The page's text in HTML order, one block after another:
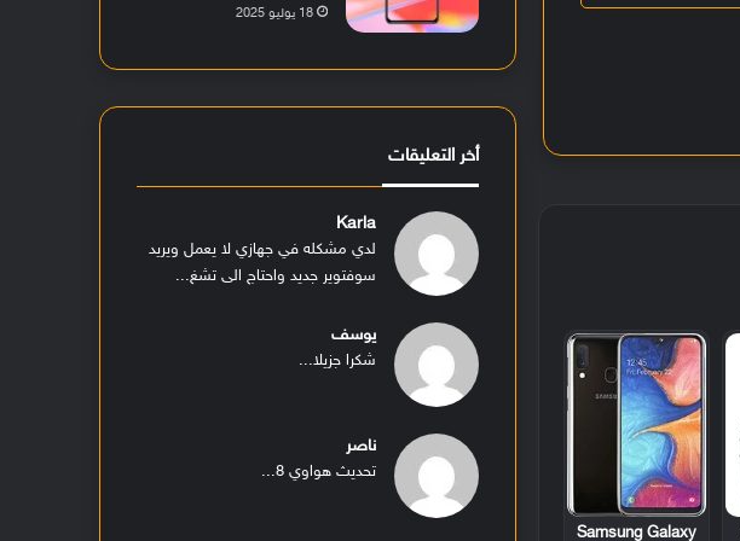
Samsung Galaxy
18 يوليو 2025
أخر التعليقات
Karla
لدي مشكله في جهازي لا يعمل ويريد
سوفتوير جديد واحتاج الى تشغ...
يوسف
شكرا جزيلا...
ناصر
تحديث هواوي 8...